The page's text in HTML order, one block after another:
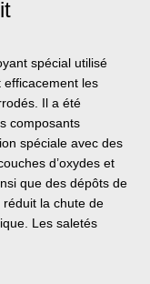
spécial utilisé
les
Il a été
composants
spéciale avec des
d’oxydes et
que des dépôts de
la chute de
Les saletés
pièces